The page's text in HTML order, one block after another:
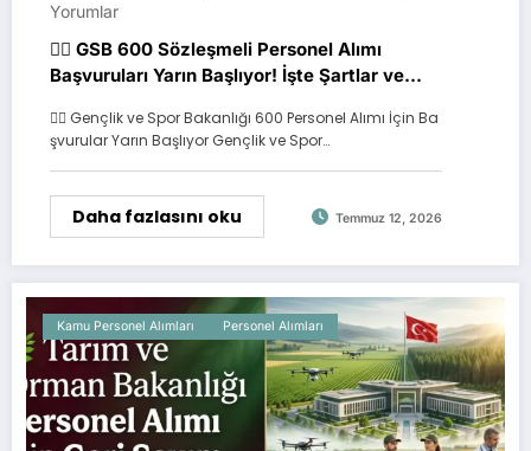
Yorumlar
🏃‍♂️ GSB 600 Sözleşmeli Personel Alımı
Başvuruları Yarın Başlıyor! İşte Şartlar ve
🏃‍♂️ Gençlik ve Spor Bakanlığı 600 Personel Alımı İçin Ba
şvurular Yarın Başlıyor Gençlik ve Spor…
Daha fazlasını oku Temmuz 12, 2026
Kamu Personel Alımları Personel Alımları